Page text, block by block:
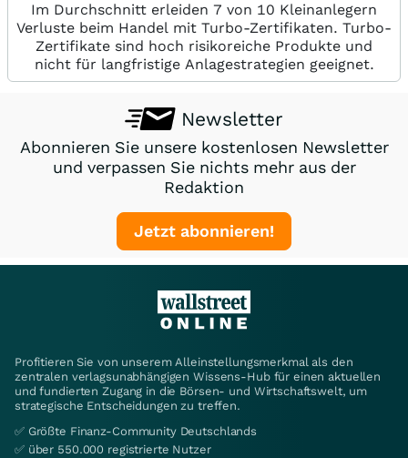
Im Durchschnitt erleiden 7 von 10 Kleinanlegern
Verluste beim Handel mit Turbo-Zertifikaten. Turbo-
Zertifikate sind hoch risikoreiche Produkte und
nicht für langfristige Anlagestrategien geeignet.
Newsletter
Abonnieren Sie unsere kostenlosen Newsletter
und verpassen Sie nichts mehr aus der
Redaktion
Jetzt abonnieren!
Profitieren Sie von unserem Alleinstellungsmerkmal als den
zentralen verlagsunabhängigen Wissens-Hub für einen aktuellen
und fundierten Zugang in die Börsen- und Wirtschaftswelt, um
strategische Entscheidungen zu treffen.
✅ Größte Finanz-Community Deutschlands
✅ über 550.000 registrierte Nutzer